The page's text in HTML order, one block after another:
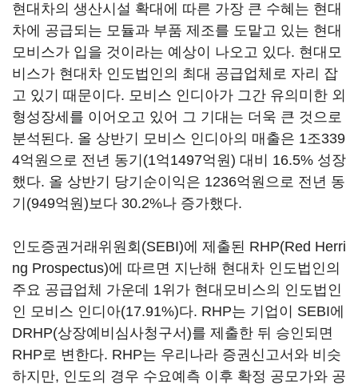
현대차의 생산시설 확대에 따른 가장 큰 수혜는 현대
차에 공급되는 모듈과 부품 제조를 도맡고 있는 현대
모비스가 입을 것이라는 예상이 나오고 있다. 현대모
비스가 현대차 인도법인의 최대 공급업체로 자리 잡
고 있기 때문이다. 모비스 인디아가 그간 유의미한 외
형성장세를 이어오고 있어 그 기대는 더욱 큰 것으로
분석된다. 올 상반기 모비스 인디아의 매출은 1조339
4억원으로 전년 동기(1억1497억원) 대비 16.5% 성장
했다. 올 상반기 당기순이익은 1236억원으로 전년 동
기(949억원)보다 30.2%나 증가했다.
인도증권거래위원회(SEBI)에 제출된 RHP(Red Herri
ng Prospectus)에 따르면 지난해 현대차 인도법인의
주요 공급업체 가운데 1위가 현대모비스의 인도법인
인 모비스 인디아(17.91%)다. RHP는 기업이 SEBI에
DRHP(상장예비심사청구서)를 제출한 뒤 승인되면
RHP로 변한다. RHP는 우리나라 증권신고서와 비슷
하지만, 인도의 경우 수요예측 이후 확정 공모가와 공